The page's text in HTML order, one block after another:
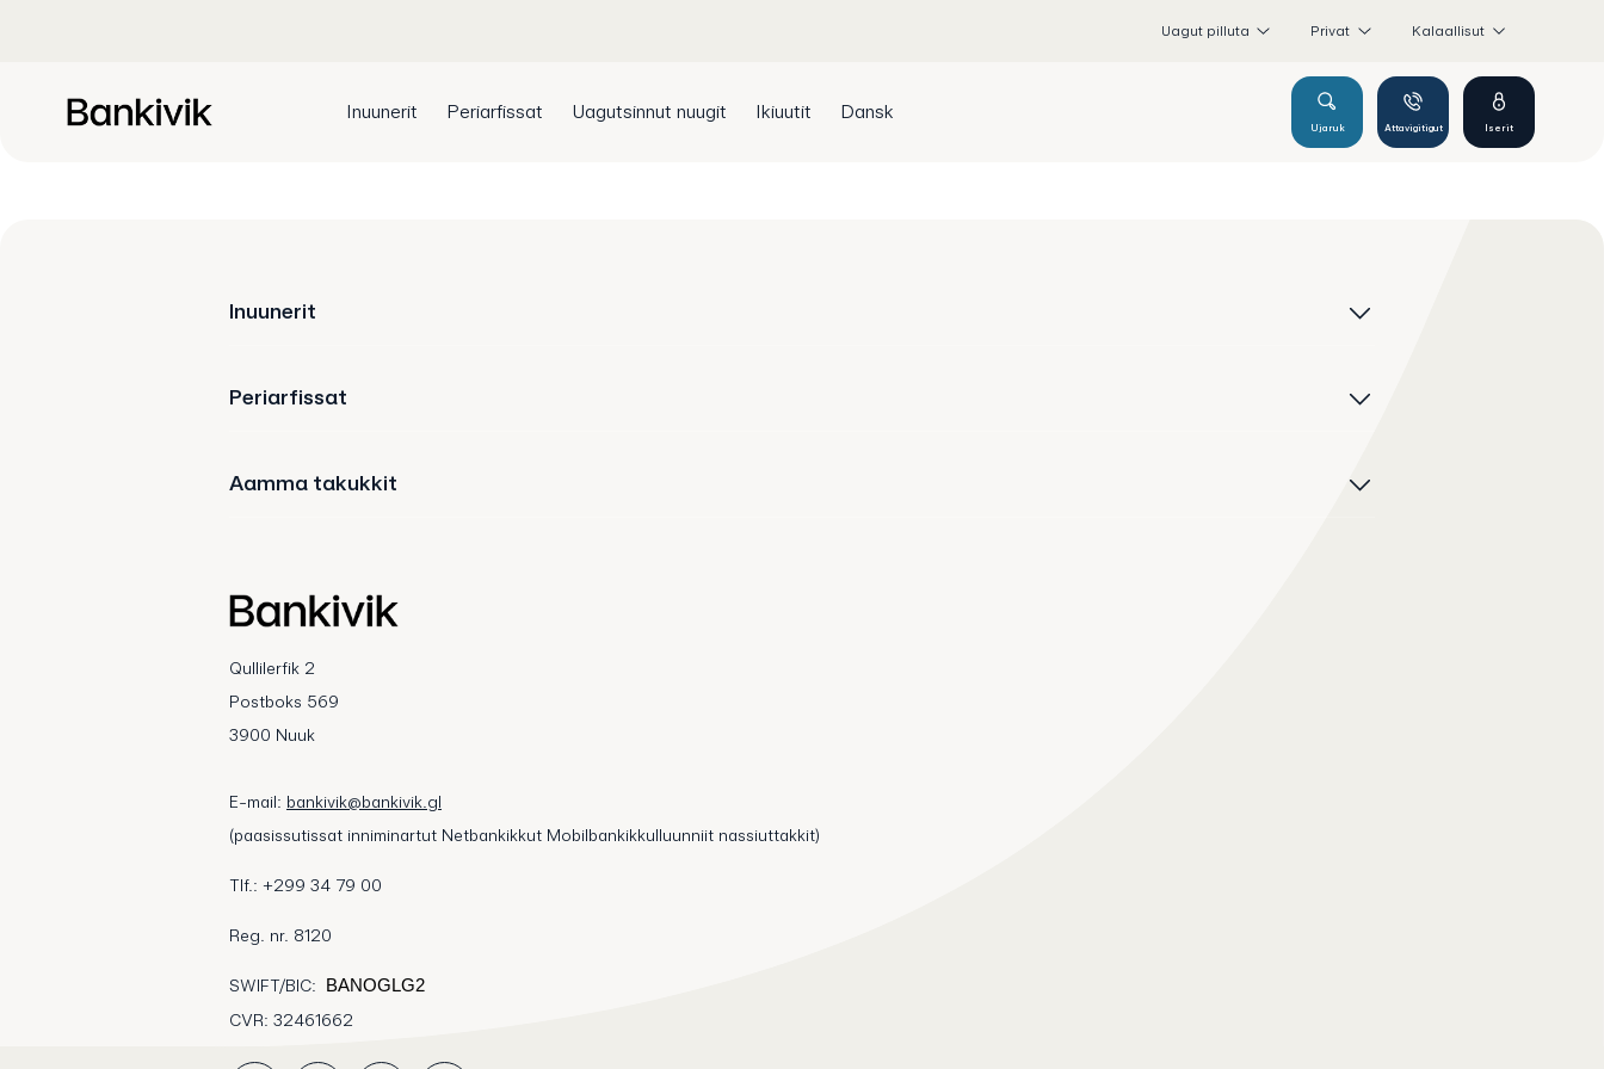
Uagut pilluta Privat Kalaallisut
Inuunerit Periarfissat Uagutsinnut nuugit Ikiuutit Dansk
Ujaruk Attavigitigut Iserit
Inuunerit
Periarfissat
Aamma takukkit
Qullilerfik 2
Postboks 569
3900 Nuuk
E-mail: bankivik@bankivik.gl
(paasissutissat inniminartut Netbankikkut Mobilbankikkulluunniit nassiuttakkit)
Tlf.: +299 34 79 00
Reg. nr. 8120
SWIFT/BIC:
BANOGLG2
CVR: 32461662